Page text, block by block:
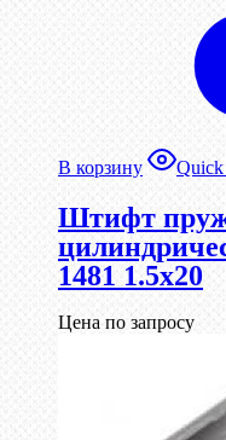
В корзину
Штифт
1481 1.5х20
Цена по запросу